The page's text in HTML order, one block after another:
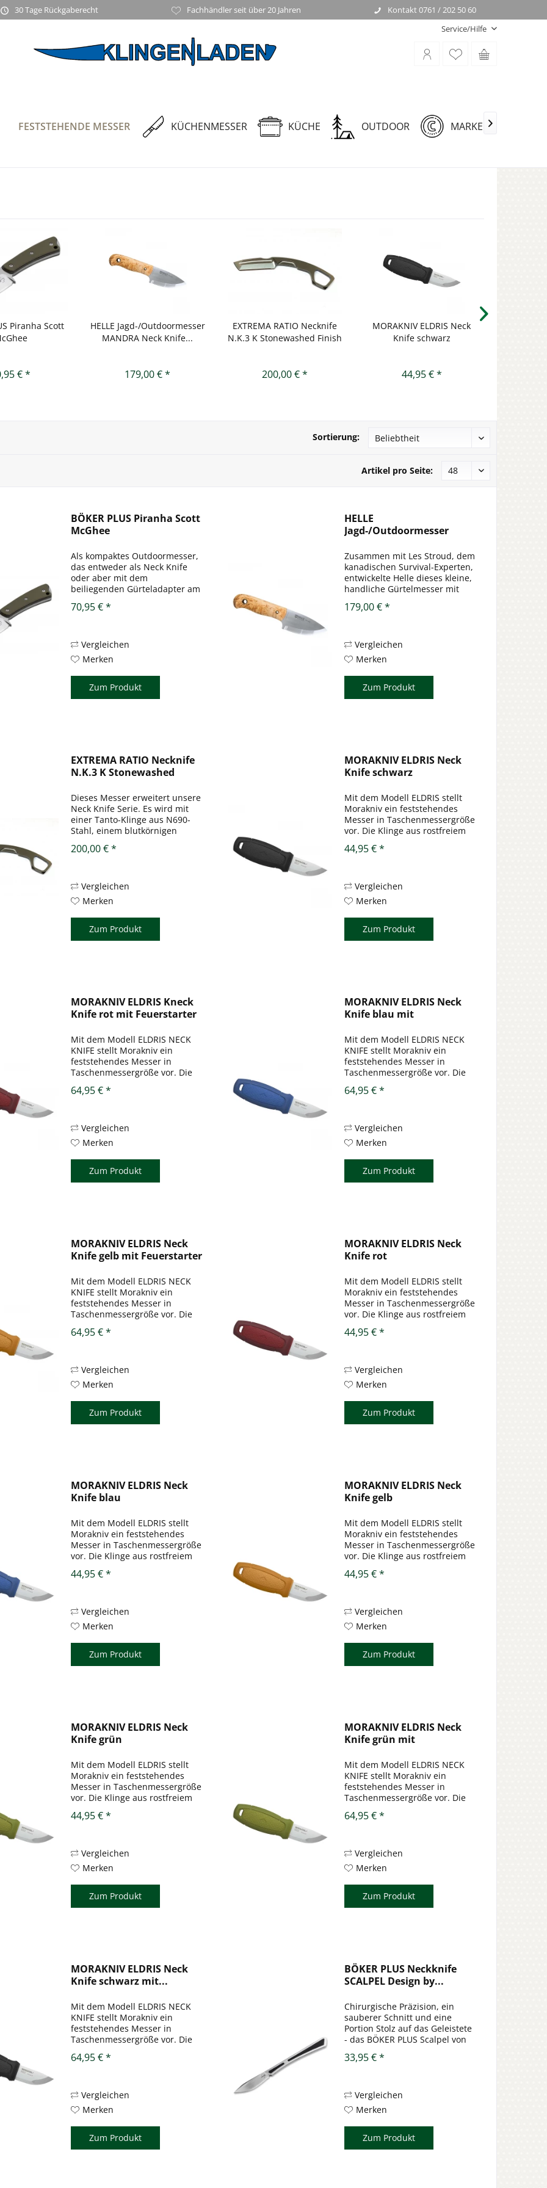
30 Tage Rückgaberecht Fachhändler seit über 20 Jahren
Kontakt 0761 / 202 50 60
Service/Hilfe
FESTSTEHENDE MESSER KÜCHENMESSER KÜCHE OUTDOOR MARKEN
Piranha Scott
€ *
HELLE Jagd-/Outdoormesser
MANDRA Neck Knife...
179,00 € *
EXTREMA RATIO Necknife
N.K.3 K Stonewashed Finish
200,00 € *
MORAKNIV ELDRIS Neck
Knife schwarz
44,95 € *
Sortierung:
Artikel pro Seite:
BÖKER PLUS Piranha Scott
McGhee
Als kompaktes Outdoormesser,
das entweder als Neck Knife
oder aber mit dem
beiliegenden Gürteladapter am
ist das Piranha von Scott
Erl ist am...
70,95 € *
Vergleichen
Merken
Zum Produkt
HELLE
Jagd-/Outdoormesser
Zusammen mit Les Stroud, dem
kanadischen Survival-Experten,
entwickelte Helle dieses kleine,
handliche Gürtelmesser mit
(übersetzt: Stolz). Mit seinem
dieses Messer...
179,00 € *
Vergleichen
Merken
Zum Produkt
EXTREMA RATIO Necknife
N.K.3 K Stonewashed
Dieses Messer erweitert unsere
Neck Knife Serie. Es wird mit
einer Tanto-Klinge aus N690-
Stahl, einem blutkörnigen
Ring im hinteren Teil des Griffs
Hals...
200,00 € *
Vergleichen
Merken
Zum Produkt
MORAKNIV ELDRIS Neck
Knife schwarz
Mit dem Modell ELDRIS stellt
Morakniv ein feststehendes
Messer in Taschenmessergröße
vor. Die Klinge aus rostfreiem
Rückenstärke von 2 mm auf und
kantige...
44,95 € *
Vergleichen
Merken
Zum Produkt
MORAKNIV ELDRIS Kneck
Knife rot mit Feuerstarter
Mit dem Modell ELDRIS NECK
KNIFE stellt Morakniv ein
feststehendes Messer in
Taschenmessergröße vor. Die
12C27 weist eine Rückenstärke
Fall kurz). Der...
64,95 € *
Vergleichen
Merken
Zum Produkt
MORAKNIV ELDRIS Neck
Knife blau mit
Mit dem Modell ELDRIS NECK
KNIFE stellt Morakniv ein
feststehendes Messer in
Taschenmessergröße vor. Die
12C27 weist eine Rückenstärke
Fall kurz). Der...
64,95 € *
Vergleichen
Merken
Zum Produkt
MORAKNIV ELDRIS Neck
Knife gelb mit Feuerstarter
Mit dem Modell ELDRIS NECK
KNIFE stellt Morakniv ein
feststehendes Messer in
Taschenmessergröße vor. Die
12C27 weist eine Rückenstärke
Fall kurz). Der...
64,95 € *
Vergleichen
Merken
Zum Produkt
MORAKNIV ELDRIS Neck
Knife rot
Mit dem Modell ELDRIS stellt
Morakniv ein feststehendes
Messer in Taschenmessergröße
vor. Die Klinge aus rostfreiem
Rückenstärke von 2 mm auf und
kantige...
44,95 € *
Vergleichen
Merken
Zum Produkt
MORAKNIV ELDRIS Neck
Knife blau
Mit dem Modell ELDRIS stellt
Morakniv ein feststehendes
Messer in Taschenmessergröße
vor. Die Klinge aus rostfreiem
Rückenstärke von 2 mm auf und
kantige...
44,95 € *
Vergleichen
Merken
Zum Produkt
MORAKNIV ELDRIS Neck
Knife gelb
Mit dem Modell ELDRIS stellt
Morakniv ein feststehendes
Messer in Taschenmessergröße
vor. Die Klinge aus rostfreiem
Rückenstärke von 2 mm auf und
kantige...
44,95 € *
Vergleichen
Merken
Zum Produkt
MORAKNIV ELDRIS Neck
Knife grün
Mit dem Modell ELDRIS stellt
Morakniv ein feststehendes
Messer in Taschenmessergröße
vor. Die Klinge aus rostfreiem
Rückenstärke von 2 mm auf und
kantige...
44,95 € *
Vergleichen
Merken
Zum Produkt
MORAKNIV ELDRIS Neck
Knife grün mit
Mit dem Modell ELDRIS NECK
KNIFE stellt Morakniv ein
feststehendes Messer in
Taschenmessergröße vor. Die
12C27 weist eine Rückenstärke
Fall kurz). Der...
64,95 € *
Vergleichen
Merken
Zum Produkt
MORAKNIV ELDRIS Neck
Knife schwarz mit...
Mit dem Modell ELDRIS NECK
KNIFE stellt Morakniv ein
feststehendes Messer in
Taschenmessergröße vor. Die
12C27 weist eine Rückenstärke
Fall kurz). Der...
64,95 € *
Vergleichen
Merken
Zum Produkt
BÖKER PLUS Neckknife
SCALPEL Design by...
Chirurgische Präzision, ein
sauberer Schnitt und eine
Portion Stolz auf das Geleistete
- das BÖKER PLUS Scalpel von
nötige Fingerspitzengefühl für
33,95 € *
Vergleichen
Merken
Zum Produkt